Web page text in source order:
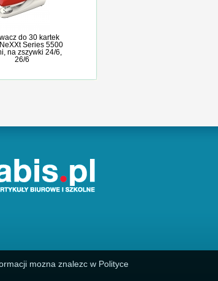
do 30 kartek
Series 5500
na zszywki 24/6,
26/6
mozna znalezc w Polityce